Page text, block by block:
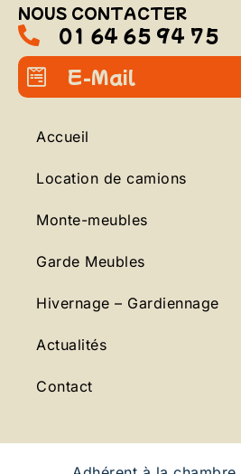
NOUS CONTACTER
01 64 65 94 75
E-Mail
Accueil
Location de camions
Monte-meubles
Garde Meubles
Hivernage – Gardiennage
Actualités
Contact